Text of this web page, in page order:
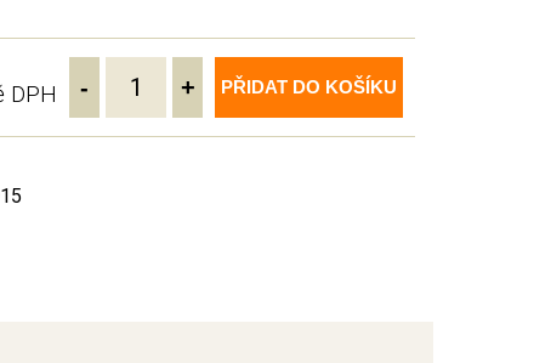
DPH - + PŘIDAT DO KOŠÍKU